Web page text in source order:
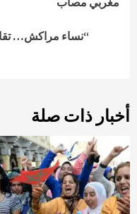
“نساء مراكش…
أخبار ذات صلة